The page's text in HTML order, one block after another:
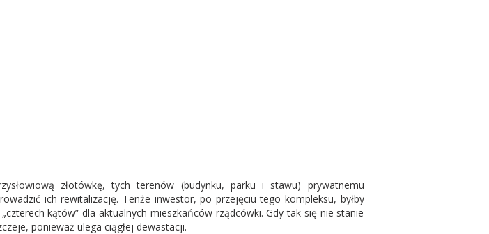
złotówkę, tych terenów (budynku, parku i stawu) prywatnemu
ich rewitalizację. Tenże inwestor, po przejęciu tego kompleksu, byłby
kątów” dla aktualnych mieszkańców rządcówki. Gdy tak się nie stanie
ponieważ ulega ciągłej dewastacji.